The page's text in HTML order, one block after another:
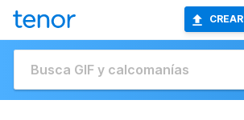
CREAR